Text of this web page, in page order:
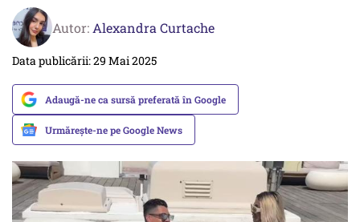
Autor: Alexandra Curtache
Data publicării: 29 Mai 2025
Adaugă-ne ca sursă preferată în Google
Urmărește-ne pe Google News